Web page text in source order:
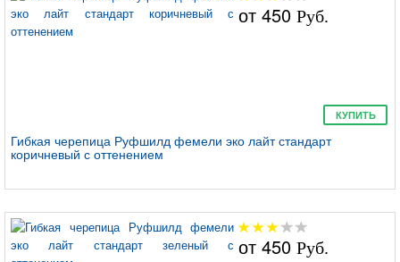
Руфшилд фемели
лайт стандарт
от450 Руб.
КУПИТЬ
Гибкая черепица Руфшилд фемели эко лайт стандарт
коричневый с оттенением
от450 Руб.